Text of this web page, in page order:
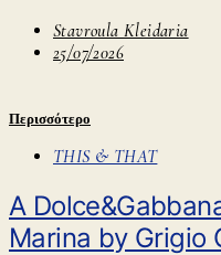
Stavroula Kleidaria
25/07/2026
Περισσότερο
THIS & THAT
A
Marina by Grigio